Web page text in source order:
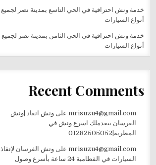
خدمة ونش احترافية في الحي التاسع بمدينة نصر لجميع
أنواع السيارات
خدمة ونش احترافية في الحي الثامن بمدينة نصر لجميع
أنواع السيارات
Recent Comments
mrisuzu4@gmail.comعلى ونش انقاذ |ونش
الفرسان بيقدملك اسرع ونش في
المطرية|01282505052
mrisuzu4@gmail.comعلى ونش الفرسان لإنقاذ
السيارات في القطامية 24 ساعة بأسرع وصول